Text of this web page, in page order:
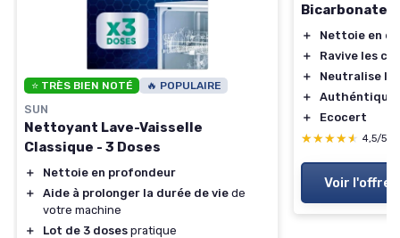
⭐ TRÈS BIEN NOTÉ 🔥 POPULAIRE
SUN
Nettoyant Lave-Vaisselle
Classique - 3 Doses
＋
Nettoie en profondeur
＋
Aide à prolonger la durée de vie de
votre machine
＋
Lot de 3 doses pratique
Bicarbonate
＋
Nettoie en
＋
Ravive les
＋
Neutralise
＋
Authéntique
＋
Ecocert
★★★★★
★★★★★ 4,5/5
Voir l'offre